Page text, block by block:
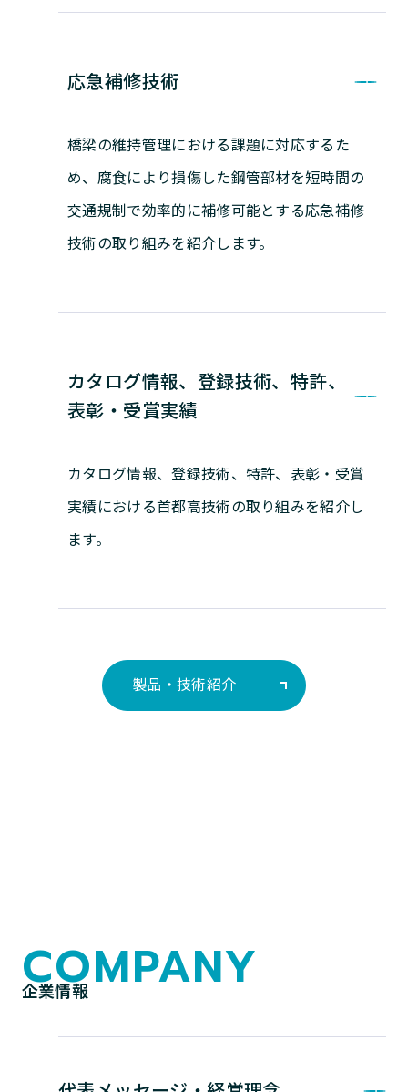
製品・技術紹介
応急補修技術
橋梁の維持管理における課題に対応するた
め、腐食により損傷した鋼管部材を短時間の
交通規制で効率的に補修可能とする応急補修
技術の取り組みを紹介します。
カタログ情報、登録技術、特許、
表彰・受賞実績
カタログ情報、登録技術、特許、表彰・受賞
実績における首都高技術の取り組みを紹介し
ます。
COMPANY
企業情報